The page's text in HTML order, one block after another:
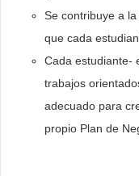
Se contribuye a
que cada
Cada estudiante-
trabajos
adecuado para
propio Plan de